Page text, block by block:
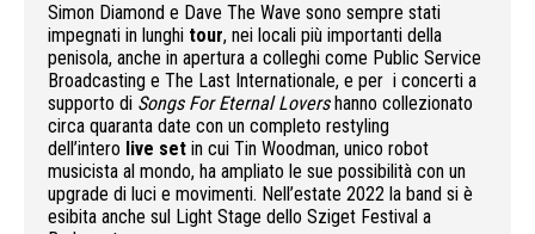
Simon Diamond e Dave The Wave sono sempre stati
impegnati in lunghi tour, nei locali più importanti della
penisola, anche in apertura a colleghi come Public Service
Broadcasting e The Last Internationale, e per i concerti a
supporto di Songs For Eternal Lovers hanno collezionato
circa quaranta date con un completo restyling
dell’intero live set in cui Tin Woodman, unico robot
musicista al mondo, ha ampliato le sue possibilità con un
upgrade di luci e movimenti. Nell’estate 2022 la band si è
esibita anche sul Light Stage dello Sziget Festival a